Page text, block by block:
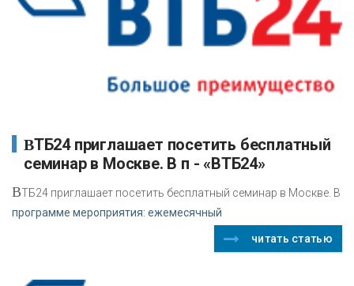
ВТБ24 приглашает посетить бесплатный
семинар в Москве. В п - «ВТБ24»
ВТБ24 приглашает посетить бесплатный семинар в Москве. В
программе мероприятия: ежемесячный
читать статью